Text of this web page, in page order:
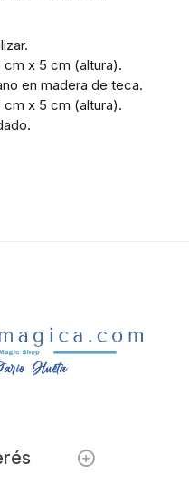
cm x 5 cm (altura).
en madera de teca.
cm x 5 cm (altura).